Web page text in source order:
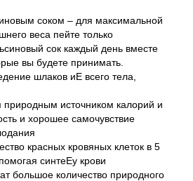
соком – для максимальной
веса пейте только
сок каждый день вместе
вы будете принимать.
шлаков иЕ всего тела,
природным источником калорий и
и хорошее самочувствие
красных кровяных клеток в 5
синтеЕу крови
большое количество природного